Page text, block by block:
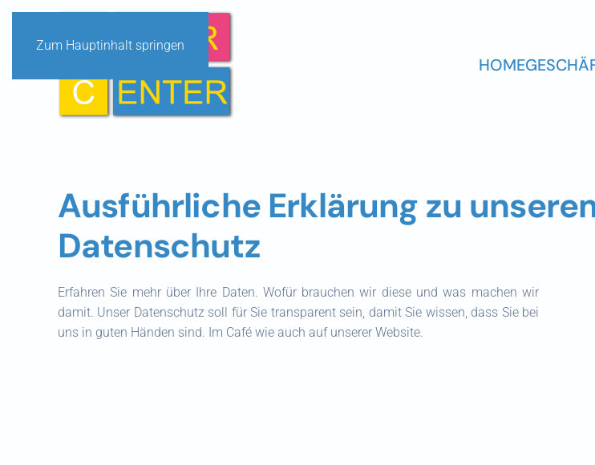
Zum Hauptinhalt springen
HOME
Ausführliche Erklärung zu
Datenschutz
Erfahren Sie mehr über Ihre Daten. Wofür brauchen wir diese und was machen wir
damit. Unser Datenschutz soll für Sie transparent sein, damit Sie wissen, dass Sie bei
uns in guten Händen sind. Im Café wie auch auf unserer Website.